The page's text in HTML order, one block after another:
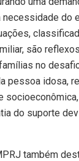
necessidade do
são
no
pessoa idosa,
do suporte
também